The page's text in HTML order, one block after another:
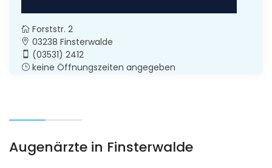
Forststr. 2
03238 Finsterwalde
(03531) 2412
keine Öffnungszeiten angegeben
Augenärzte in Finsterwalde